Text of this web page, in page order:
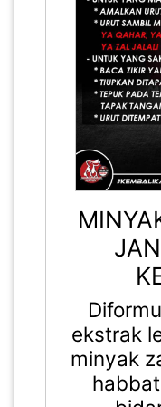
ekstrak
minyak